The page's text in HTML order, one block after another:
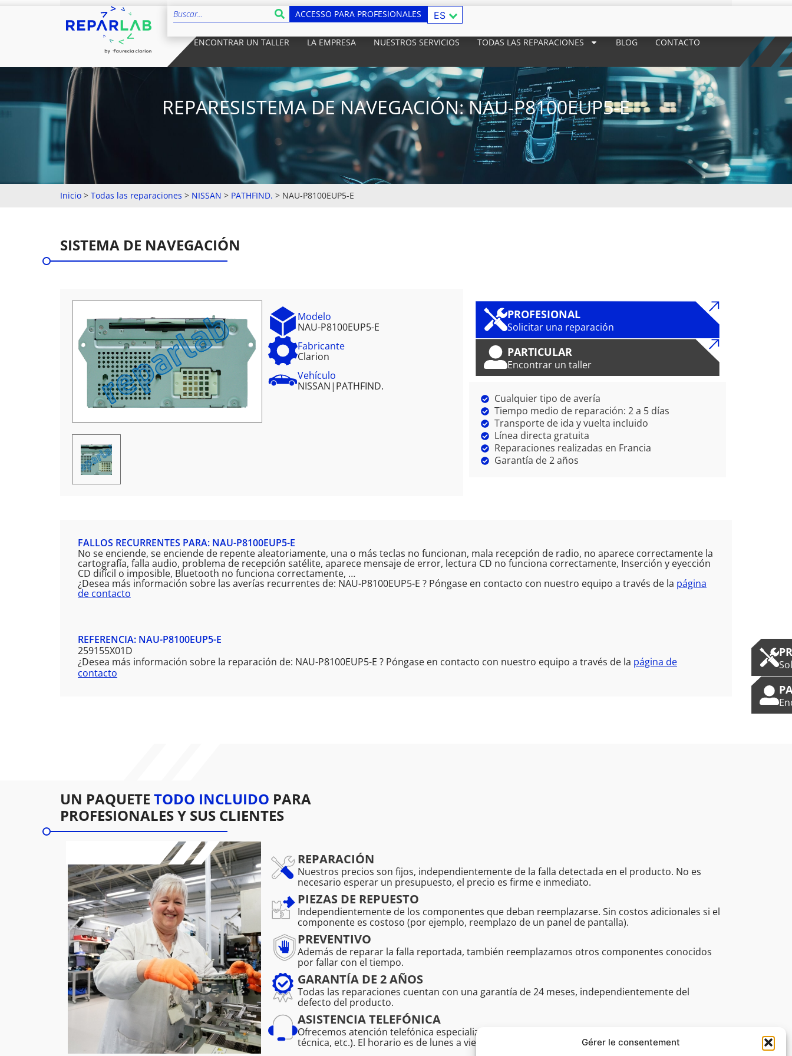
Gérer le consentement
ACCESSO PARA PROFESIONALES ES
ENCONTRAR UN TALLER LA EMPRESA NUESTROS SERVICIOS TODAS LAS REPARACIONES BLOG CONTACTO
REPARESISTEMA DE NAVEGACIÓN: NAU-P8100EUP5-E
Inicio > Todas las reparaciones > NISSAN > PATHFIND. > NAU-P8100EUP5-E
SISTEMA DE NAVEGACIÓN
Modelo
NAU-P8100EUP5-E
Fabricante
Clarion
Vehículo
NISSAN| PATHFIND.
PROFESIONAL
Solicitar una reparación
PARTICULAR
Encontrar un taller
Cualquier tipo de avería
Tiempo medio de reparación: 2 a 5 días
Transporte de ida y vuelta incluido
Línea directa gratuita
Reparaciones realizadas en Francia
Garantía de 2 años
FALLOS RECURRENTES PARA: NAU-P8100EUP5-E
No se enciende, se enciende de repente aleatoriamente, una o más teclas no funcionan, mala recepción de radio, no aparece correctamente la
cartografía, falla audio, problema de recepción satélite, aparece mensaje de error, lectura CD no funciona correctamente, Inserción y eyección
CD difícil o imposible, Bluetooth no funciona correctamente, …
¿Desea más información sobre las averías recurrentes de: NAU-P8100EUP5-E ? Póngase en contacto con nuestro equipo a través de la página
de contacto
REFERENCIA: NAU-P8100EUP5-E
259155X01D
¿Desea más información sobre la reparación de: NAU-P8100EUP5-E ? Póngase en contacto con nuestro equipo a través de la página de
contacto
UN PAQUETE TODO INCLUIDO PARA
PROFESIONALES Y SUS CLIENTES
REPARACIÓN
Nuestros precios son fijos, independientemente de la falla detectada en el producto. No es
necesario esperar un presupuesto, el precio es firme e inmediato.
PIEZAS DE REPUESTO
Independientemente de los componentes que deban reemplazarse. Sin costos adicionales si el
componente es costoso (por ejemplo, reemplazo de un panel de pantalla).
PREVENTIVO
Además de reparar la falla reportada, también reemplazamos otros componentes conocidos
por fallar con el tiempo.
GARANTÍA DE 2 AÑOS
Todas las reparaciones cuentan con una garantía de 24 meses, independientemente del
defecto del producto.
ASISTENCIA TELEFÓNICA
Ofrecemos atención telefónica especializada para profesionales (incluye el plazo, la asistencia
técnica, etc.). El horario es de lunes a viernes de 08:30 a 16:45.